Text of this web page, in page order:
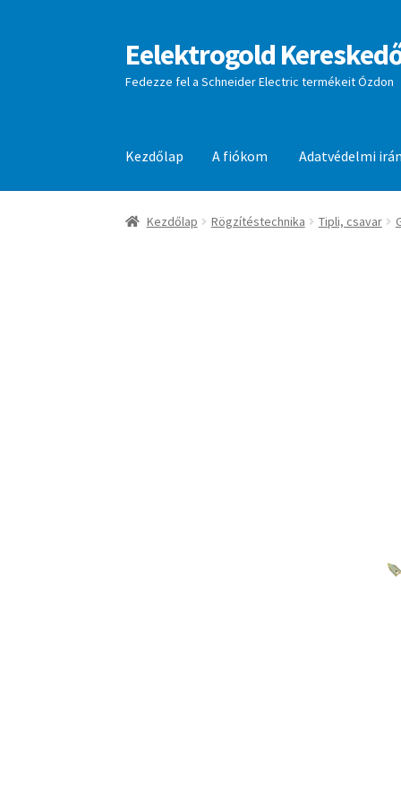
Ugrás
a
navigációhoz
Kilépés
a
tartalomba
Eelektrogold
Fedezze fel a Schneider Electric termékeit Ózdon
Kezdőlap A fiókom Adatvédelmi
Kezdőlap A fiókom Adatvédelmi irányelvek
Kezdőlap Rögzítéstechnika Tipli, csavar